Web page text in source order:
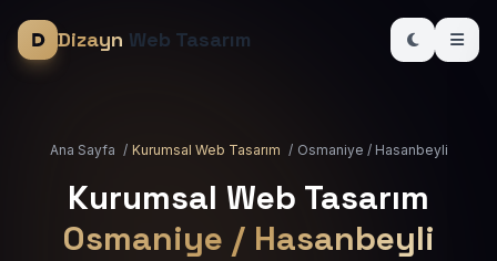
Dizayn Web Tasarım
Ana Sayfa / Kurumsal Web Tasarım / Osmaniye / Hasanbeyli
Kurumsal Web Tasarım
Osmaniye / Hasanbeyli